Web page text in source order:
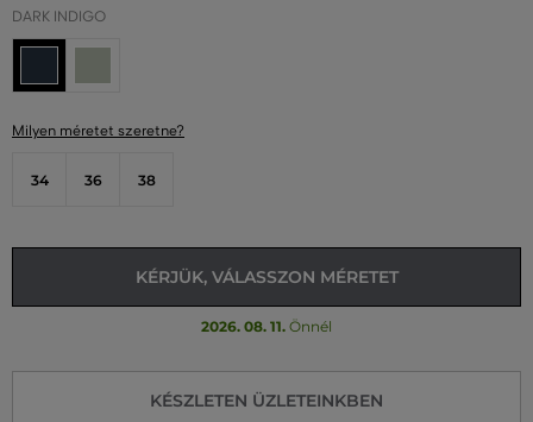
DARK INDIGO
Milyen méretet szeretne?
34 36 38
KÉRJÜK, VÁLASSZON MÉRETET
2026. 08. 11. Önnél
KÉSZLETEN ÜZLETEINKBEN